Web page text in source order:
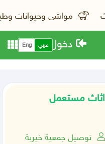
مواشى وحيوانات
دخول عربي Eng
اثاث مستعمل
توصيل جمعية خيرية